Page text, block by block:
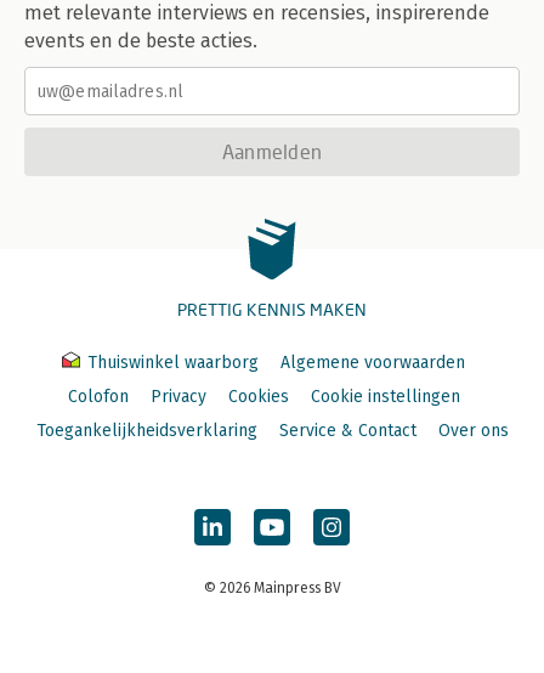
met relevante interviews en recensies, inspirerende
events en de beste acties.
Aanmelden
PRETTIG KENNIS MAKEN
Thuiswinkel waarborg
Algemene voorwaarden
Colofon
Privacy Cookies
Cookie instellingen
Toegankelijkheidsverklaring
Service & Contact Over ons
© 2026 Mainpress BV